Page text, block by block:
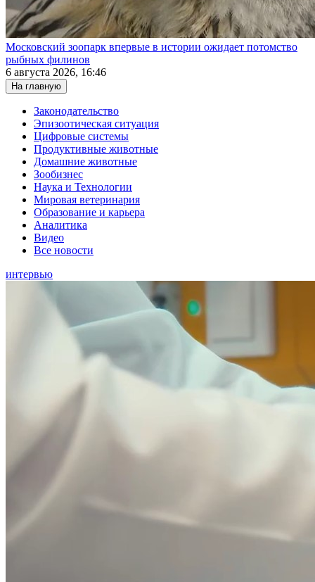
Московский зоопарк впервые в истории ожидает потомство
рыбных филинов
6 августа 2026, 16:46
На главную
Законодательство
Эпизоотическая ситуация
Цифровые системы
Продуктивные животные
Домашние животные
Зообизнес
Наука и Технологии
Мировая ветеринария
Образование и карьера
Аналитика
Видео
Все новости
интервью